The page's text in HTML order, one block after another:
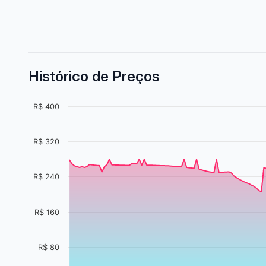
Histórico de Preços
R$ 80
R$ 160
R$ 240
R$ 320
R$ 400